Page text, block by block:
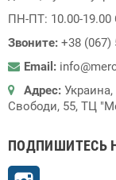
ПН-ПТ: 10.00-19.00
Звоните: +38 (067)
Email:
Адрес:
Свободи, 55, ТЦ
ПОДПИШИТЕСЬ